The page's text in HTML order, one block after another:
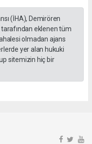
(İHA), Demirören
tarafından eklenen tüm
olmadan ajans
yer alan hukuki
sitemizin hiç bir